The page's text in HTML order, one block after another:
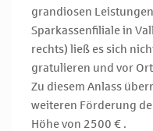
grandiosen
Sparkassenfiliale in
rechts) ließ es sich
gratulieren und vor
Zu diesem Anlass
weiteren Förderung
Höhe von 2500 € .